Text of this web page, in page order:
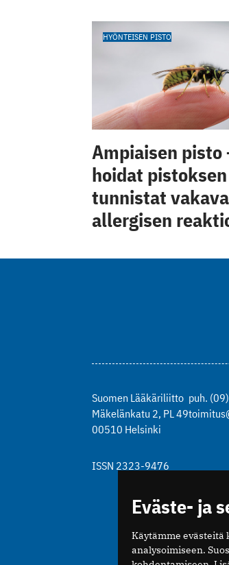
HYÖNTEISEN PISTO
Ampiaisen pisto
hoidat
tunnistat
allergisen
Suomen Lääkäriliitto
Mäkelänkatu 2, PL 49
00510 Helsinki
puh.
ISSN 2323-9476
Eväste- ja
Käytämme
analysoimiseen.